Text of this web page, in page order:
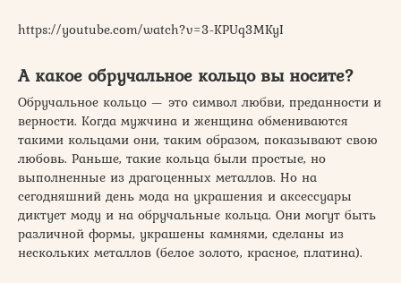
https://youtube.com/watch?v=3-KPUq3MKyI
А какое обручальное кольцо вы носите?
Обручальное кольцо — это символ любви, преданности и
верности. Когда мужчина и женщина обмениваются
такими кольцами они, таким образом, показывают свою
любовь. Раньше, такие кольца были простые, но
выполненные из драгоценных металлов. Но на
сегодняшний день мода на украшения и аксессуары
диктует моду и на обручальные кольца. Они могут быть
различной формы, украшены камнями, сделаны из
нескольких металлов (белое золото, красное, платина).